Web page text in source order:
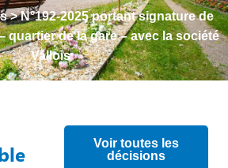
>N°192-2025 portant signature de
quartier de la gare – avec la société
Vallois
Voir toutes les
décisions